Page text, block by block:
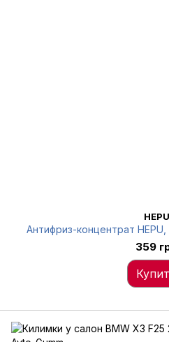
HEPU
Антифриз-концентрат HEPU,
359